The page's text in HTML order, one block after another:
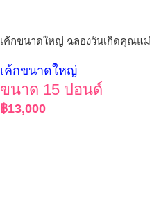
เค้กขนาดใหญ่ ฉลองวันเกิดคุณแม่
เค้กขนาดใหญ่
ขนาด 15 ปอนด์
฿13,000